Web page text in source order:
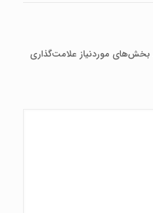
بخش‌های موردنیاز علامت‌گذاری